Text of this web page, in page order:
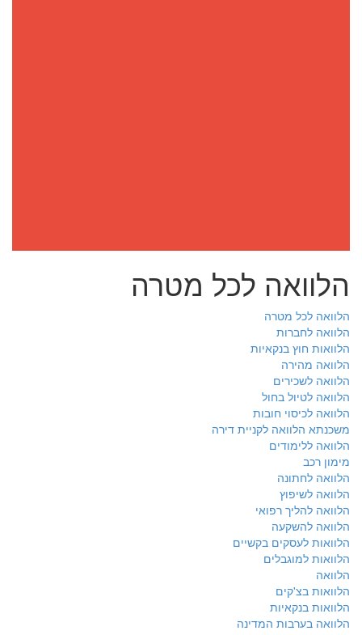
הלוואה לכל מטרה
הלוואה לכל מטרה
הלוואה לחברות
הלוואות חוץ בנקאיות
הלוואה מהירה
הלוואה לשכירים
הלוואה לטיול בחול
הלוואה לכיסוי חובות
משכנתא הלוואה לקניית דירה
הלוואה ללימודים
מימון רכב
הלוואה לחתונה
הלוואה לשיפוץ
הלוואה להליך רפואי
הלוואה להשקעה
הלוואות לעסקים בקשיים
הלוואות למוגבלים
הלוואה
הלוואות בצ'קים
הלוואות בנקאיות
הלוואה בערבות המדינה